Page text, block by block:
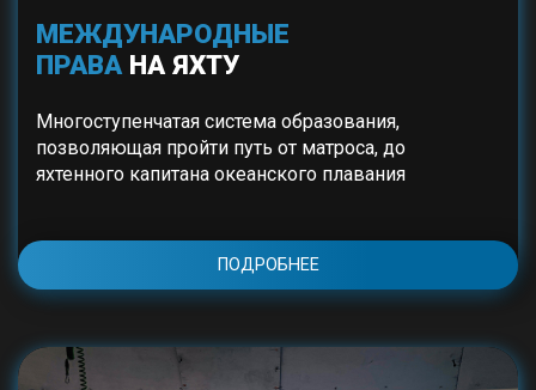
МЕЖДУНАРОДНЫЕ
ПРАВА НА ЯХТУ
Многоступенчатая система образования,
позволяющая пройти путь от матроса, до
яхтенного капитана океанского плавания
ПОДРОБНЕЕ